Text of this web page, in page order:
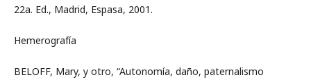
22a. Ed., Madrid, Espasa, 2001.
Hemerografía
BELOFF, Mary, y otro, “Autonomía, daño, paternalismo